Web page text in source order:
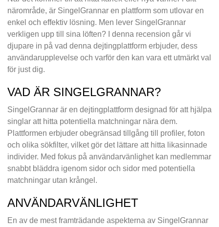
närområde, är SingelGrannar en plattform som utlovar en
enkel och effektiv lösning. Men lever SingelGrannar
verkligen upp till sina löften? I denna recension går vi
djupare in på vad denna dejtingplattform erbjuder, dess
användarupplevelse och varför den kan vara ett utmärkt val
för just dig.
VAD ÄR SINGELGRANNAR?
SingelGrannar är en dejtingplattform designad för att hjälpa
singlar att hitta potentiella matchningar nära dem.
Plattformen erbjuder obegränsad tillgång till profiler, foton
och olika sökfilter, vilket gör det lättare att hitta likasinnade
individer. Med fokus på användarvänlighet kan medlemmar
snabbt bläddra igenom sidor och sidor med potentiella
matchningar utan krångel.
ANVÄNDARVÄNLIGHET
En av de mest framträdande aspekterna av SingelGrannar